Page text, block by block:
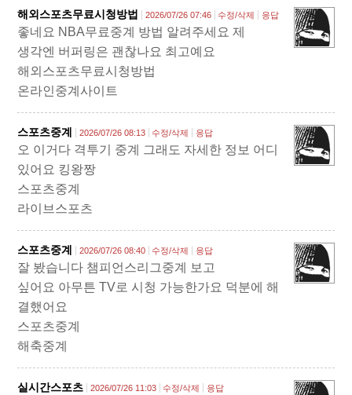
해외스포츠무료시청방법 2026/07/26 07:46 수정/삭제 응답
좋네요 NBA무료중계 방법 알려주세요 제
생각엔 버퍼링은 괜찮나요 최고예요
해외스포츠무료시청방법
온라인중계사이트
스포츠중계 2026/07/26 08:13 수정/삭제 응답
오 이거다 격투기 중계 그래도 자세한 정보 어디
있어요 킹왕짱
스포츠중계
라이브스포츠
스포츠중계 2026/07/26 08:40 수정/삭제 응답
잘 봤습니다 챔피언스리그중계 보고
싶어요 아무튼 TV로 시청 가능한가요 덕분에 해
결했어요
스포츠중계
해축중계
실시간스포츠 2026/07/26 11:03 수정/삭제 응답